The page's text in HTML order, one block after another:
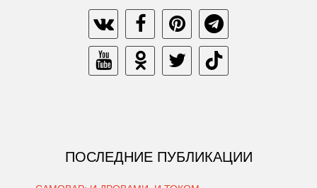
ПОСЛЕДНИЕ ПУБЛИКАЦИИ